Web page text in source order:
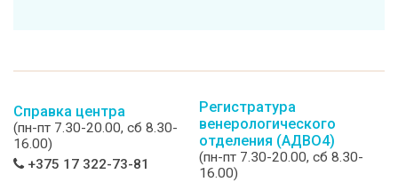
Справка центра
(пн-пт 7.30-20.00, сб 8.30-
16.00)
+375 17 322-73-81
Регистратура
венерологического
отделения (АДВО4)
(пн-пт 7.30-20.00, сб 8.30-
16.00)